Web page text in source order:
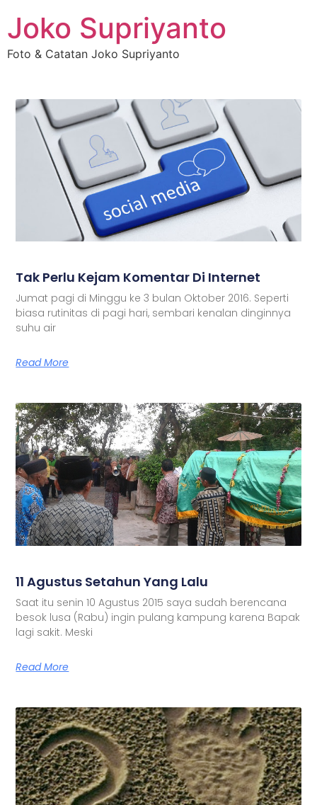
Joko Supriyanto
Foto & Catatan Joko Supriyanto
Tak Perlu Kejam Komentar Di Internet
Jumat pagi di Minggu ke 3 bulan Oktober 2016. Seperti
biasa rutinitas di pagi hari, sembari kenalan dinginnya
suhu air
Read More
11 Agustus Setahun Yang Lalu
Saat itu senin 10 Agustus 2015 saya sudah berencana
besok lusa (Rabu) ingin pulang kampung karena Bapak
lagi sakit. Meski
Read More